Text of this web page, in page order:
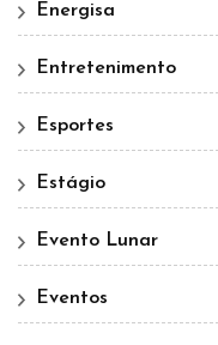
Energisa
Entretenimento
Esportes
Estágio
Evento Lunar
Eventos